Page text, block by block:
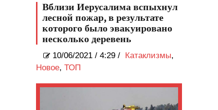
Вблизи Иерусалима вспыхнул
лесной пожар, в результате
которого было эвакуировано
несколько деревень
10/06/2021 / 4:29 / Катаклизмы,
Новое, ТОП